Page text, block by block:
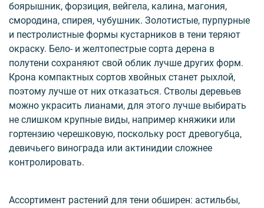
боярышник, форзиция, вейгела, калина, магония,
смородина, спирея, чубушник. Золотистые, пурпурные
и пестролистные формы кустарников в тени теряют
окраску. Бело- и желтопестрые сорта дерена в
полутени сохраняют свой облик лучше других форм.
Крона компактных сортов хвойных станет рыхлой,
поэтому лучше от них отказаться. Стволы деревьев
можно украсить лианами, для этого лучше выбирать
не слишком крупные виды, например княжики или
гортензию черешковую, поскольку рост древогубца,
девичьего винограда или актинидии сложнее
контролировать.
Ассортимент растений для тени обширен: астильбы,